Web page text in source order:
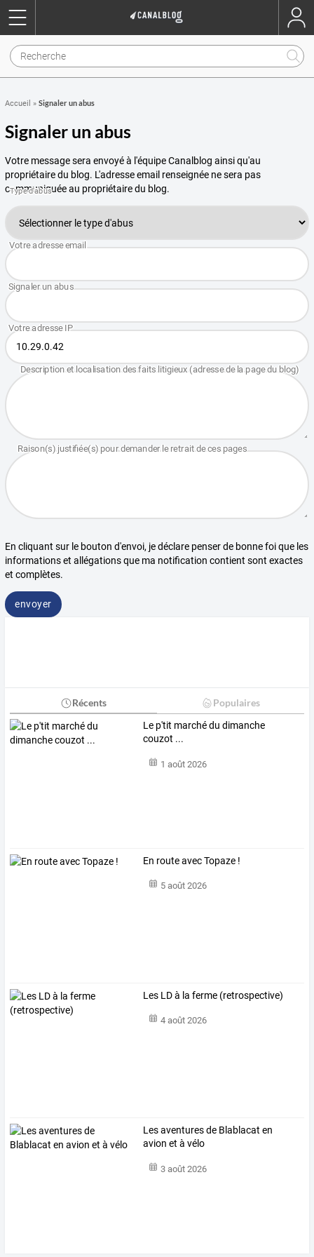
Accueil » Signaler un abus
Signaler un abus
Votre message sera envoyé à l'équipe Canalblog ainsi qu'au
propriétaire du blog. L'adresse email renseignée ne sera pas
communiquée au propriétaire du blog.
En cliquant sur le bouton d'envoi, je déclare penser de bonne foi que les
informations et allégations que ma notification contient sont exactes
et complètes.
envoyer
Récents Populaires
Le p'tit marché du dimanche
couzot ...
1 août 2026
En route avec Topaze !
5 août 2026
Les LD à la ferme (retrospective)
4 août 2026
Les aventures de Blablacat en
avion et à vélo
3 août 2026